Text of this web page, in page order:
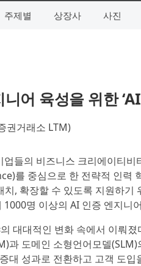
주제별 상장사 사진
어 육성을 위한 ‘AI
권거래소 LTM)
업들의 비즈니스 크리에이티
를 중심으로 한 전략적 인력
, 확장할 수 있도록 지원하
명 이상의 AI 인증 엔지니
대대적인 변화 속에서 이뤄
과 도메인 소형언어모델
대 성과로 전환하고 고객 도